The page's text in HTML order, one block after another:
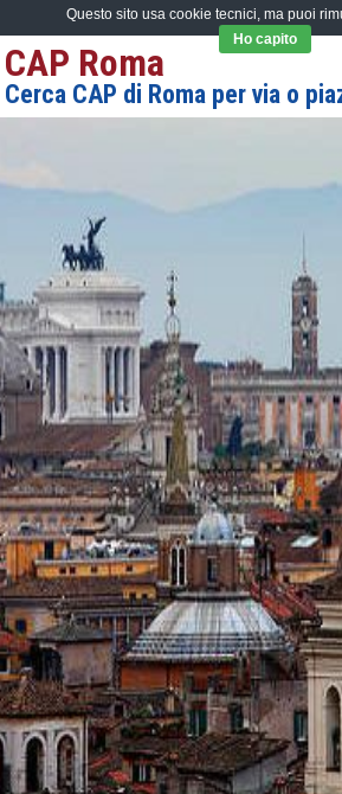
CAP Roma
Cerca CAP di Roma per via o
Questo sito usa cookie tecnici, ma puoi
Ho capito